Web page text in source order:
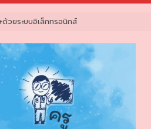
วยระบบอิเล็กทรอนิกส์